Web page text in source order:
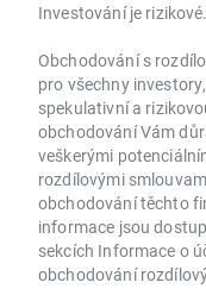
Investování je
Obchodování s
pro všechny
spekulativní a
obchodování Vám
veškerými
rozdílovými
obchodování těchto
informace jsou
sekcích Informace o
obchodování